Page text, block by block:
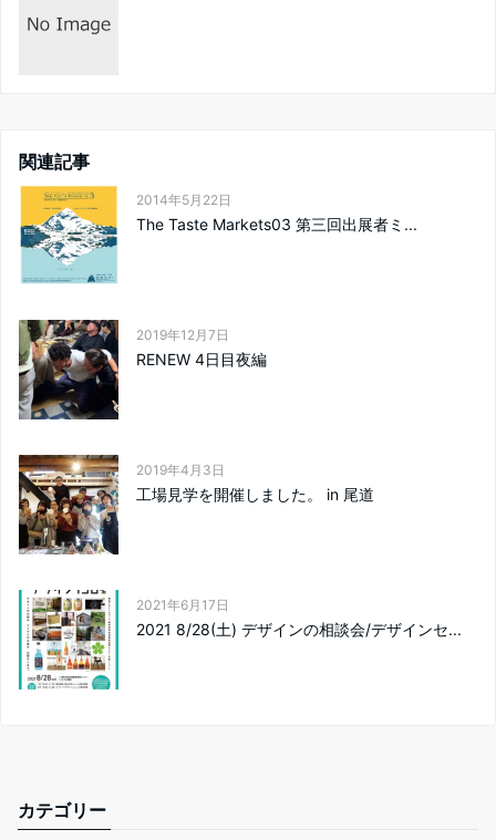
関連記事
2014年5月22日
The Taste Markets03 第三回出展者ミ...
2019年12月7日
RENEW 4日目夜編
2019年4月3日
工場見学を開催しました。 in 尾道
2021年6月17日
2021 8/28(土) デザインの相談会/デザインセ...
カテゴリー